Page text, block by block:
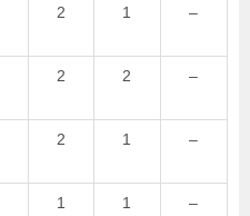
2 1 –
2 2 –
2 1 –
1 1 –